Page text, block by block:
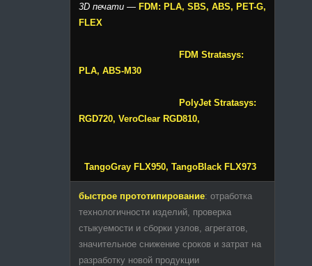
3D печати — FDM: PLA, SBS, ABS, PET-G,
FLEX
FDM Stratasys:
PLA, ABS-M30
PolyJet Stratasys:
RGD720, VeroClear RGD810,
TangoGray FLX950, TangoBlack FLX973
быстрое прототипирование: отработка
технологичности изделий, проверка
стыкуемости и сборки узлов, агрегатов,
значительное снижение сроков и затрат на
разработку новой продукции